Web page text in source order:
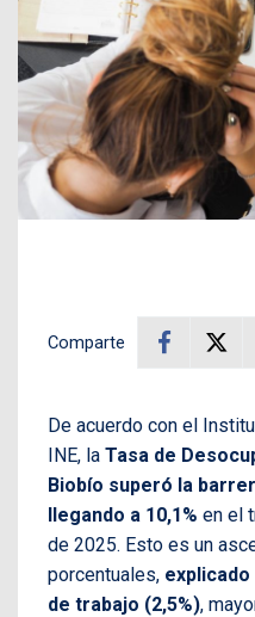
Comparte
De acuerdo con el
INE, la Tasa de
Biobío superó la
llegando a 10,1% en el
de 2025. Esto es un
porcentuales,
de trabajo (2,5%),